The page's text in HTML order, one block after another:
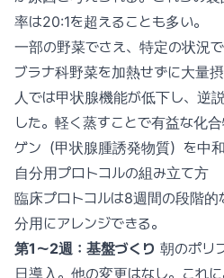
率は20:1を超えることも多い。
一部の野菜でさえ、特定の状況
ブラナ科野菜を加熱せずに大量
人では甲状腺機能が低下し、逆
した。軽く蒸すことで有益な化
ゲン（甲状腺腫誘発物質）を中和
自分用プロトコルの組み立て方
臨床プロトコルは8週間の段階的
分用にアレンジできる。
第1〜2週：基盤づくり 朝のポリ
日導入。他の変更はなし。これ